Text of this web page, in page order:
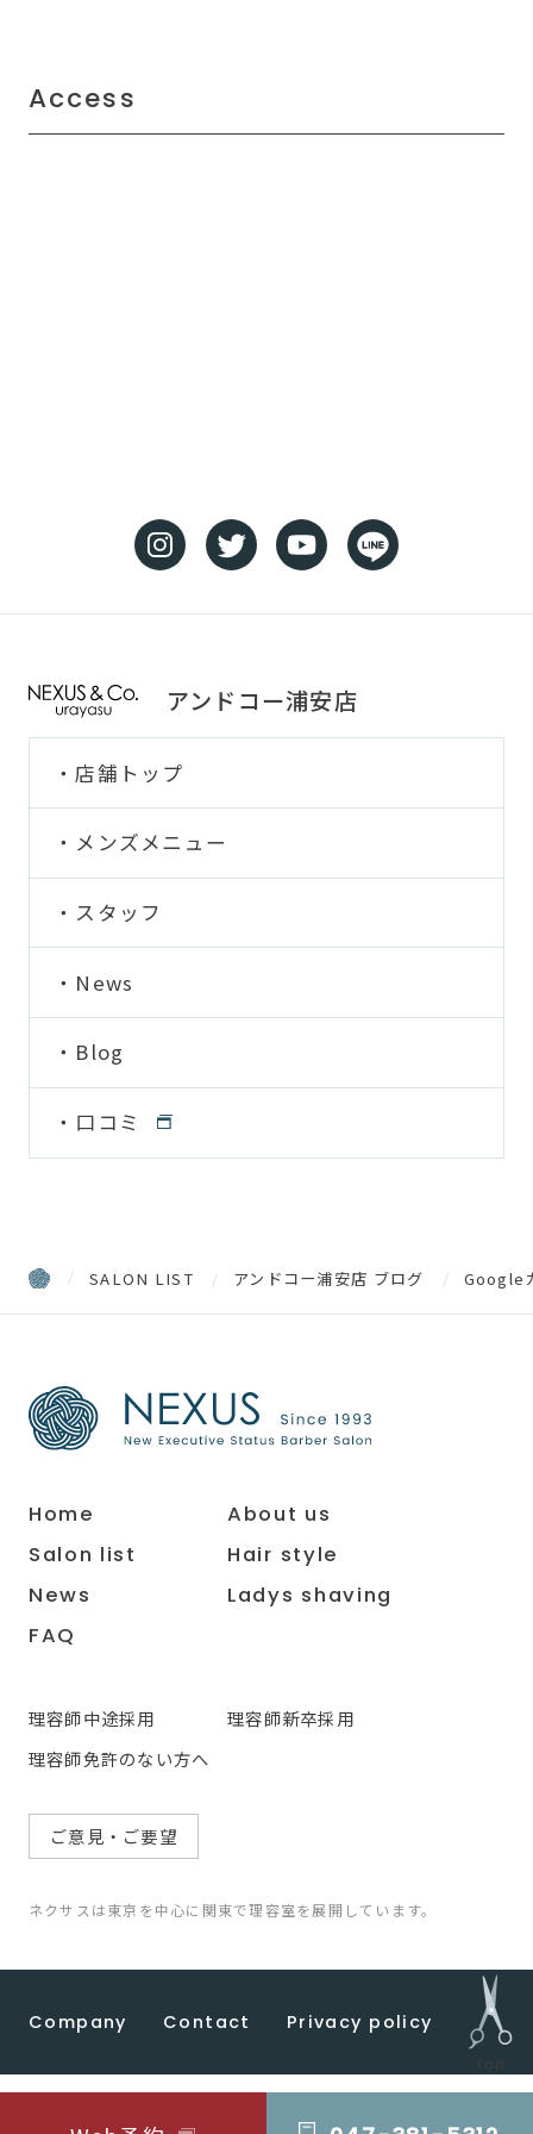
Access
アンドコー浦安店
店舗トップ
メンズメニュー
スタッフ
News
Blog
口コミ
SALON LIST アンドコー浦安店 ブログ Google
Home
About us
Salon list
Hair style
News
Ladys shaving
FAQ
理容師中途採用
理容師新卒採用
理容師免許のない方へ
ご意見・ご要望
ネクサスは東京を中心に関東で理容室を展開しています。
Company Contact Privacy policy
© 2022 CEP HOLDINGS